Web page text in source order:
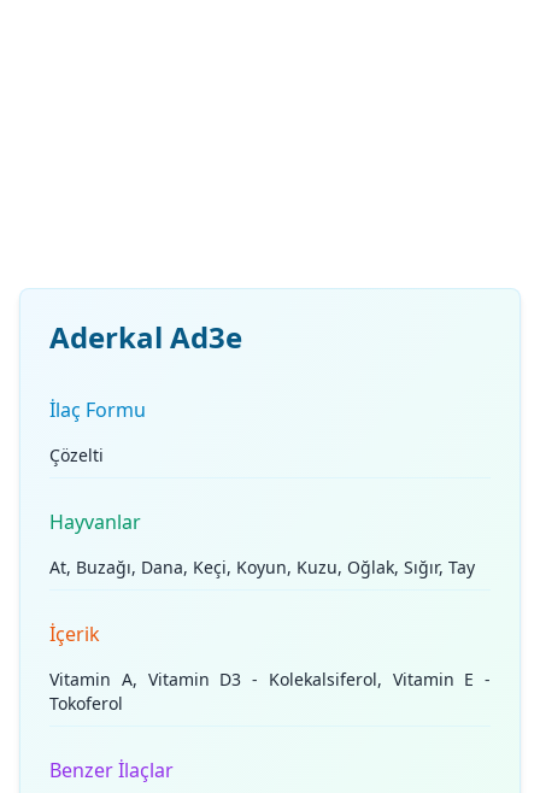
Aderkal Ad3e
İlaç Formu
Çözelti
Hayvanlar
At, Buzağı, Dana, Keçi, Koyun, Kuzu, Oğlak, Sığır, Tay
İçerik
Vitamin A, Vitamin D3 - Kolekalsiferol, Vitamin E -
Tokoferol
Benzer İlaçlar